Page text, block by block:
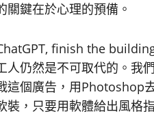
鍵在於心理的預備。
finish the
人仍然是不可取代的。我
這個廣告，用Photoshop
裝，只要用軟體給出風格